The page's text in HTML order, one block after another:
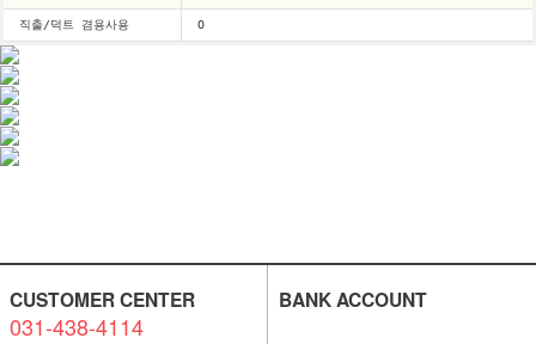
직출/덕트 겸용사용 O
CUSTOMER CENTER
031-438-4114
BANK ACCOUNT